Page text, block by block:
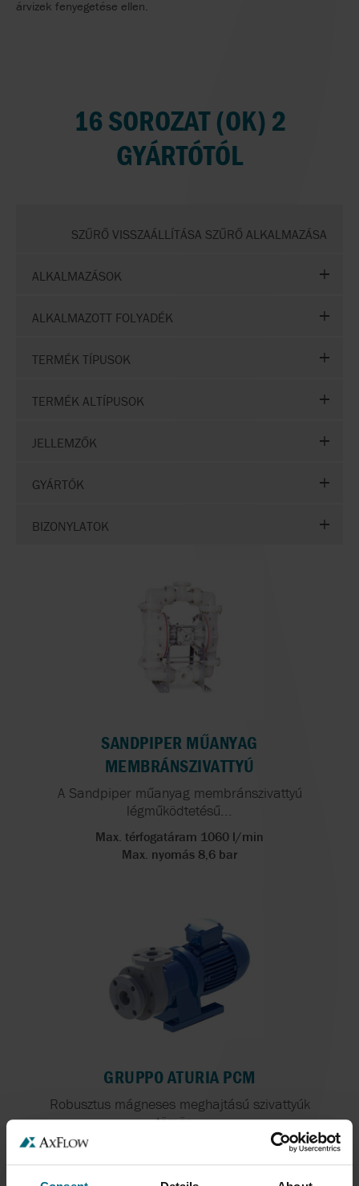
árvizek fenyegetése ellen.
16 SOROZAT (OK) 2
GYÁRTÓTÓL
SZŰRŐ VISSZAÁLLÍTÁSA SZŰRŐ ALKALMAZÁSA
ALKALMAZÁSOK
ALKALMAZOTT FOLYADÉK
TERMÉK TÍPUSOK
TERMÉK ALTÍPUSOK
JELLEMZŐK
GYÁRTÓK
BIZONYLATOK
SANDPIPER MŰANYAG
MEMBRÁNSZIVATTYÚ
A Sandpiper műanyag membránszivattyú
légműködtetésű...
Max. térfogatáram 1060 l/min
Max. nyomás 8,6 bar
GRUPPO ATURIA PCM
Robusztus mágneses meghajtású szivattyúk
tömör...
Max. nyomás 4,5 bar